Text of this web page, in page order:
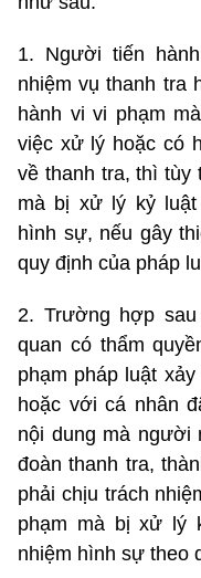
1. Người tiến
nhiệm vụ thanh tra
hành vi vi phạm
việc xử lý hoặc có
về thanh tra, thì tùy
mà bị xử lý kỷ
hình sự, nếu gây
quy định của pháp
2. Trường hợp
quan có thẩm
phạm pháp luật
hoặc với cá nhân
nội dung mà người
đoàn thanh tra,
phải chịu trách
phạm mà bị xử lý
nhiệm hình sự theo